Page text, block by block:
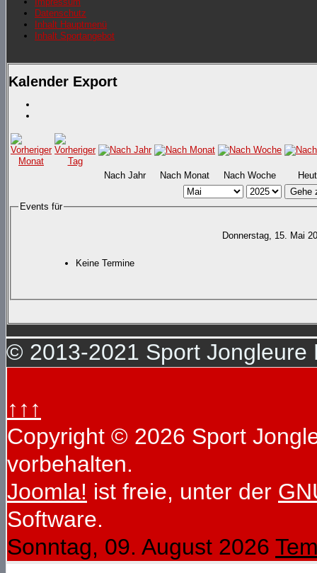
Datenschutz
Inhalt Hauptmenü
Inhalt Sportangebot
Kalender Export
Nach Jahr Nach Monat Nach Woche
Gehe
Events für
Donnerstag, 15. Mai
Keine Termine
© 2013-2021 Sport Jongleure
↑↑↑
Copyright © 2026 Sport
vorbehalten.
Joomla! ist freie, unter der
Software.
Sonntag, 09. August 2026